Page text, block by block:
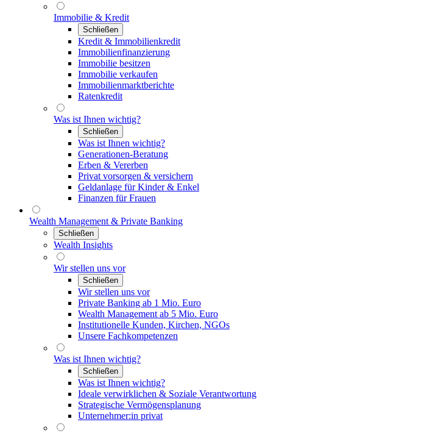
Immobilie & Kredit
Schließen
Kredit & Immobilienkredit
Immobilienfinanzierung
Immobilie besitzen
Immobilie verkaufen
Immobilienmarktberichte
Ratenkredit
Was ist Ihnen wichtig?
Schließen
Was ist Ihnen wichtig?
Generationen-Beratung
Erben & Vererben
Privat vorsorgen & versichern
Geldanlage für Kinder & Enkel
Finanzen für Frauen
Wealth Management & Private Banking
Schließen
Wealth Insights
Wir stellen uns vor
Schließen
Wir stellen uns vor
Private Banking ab 1 Mio. Euro
Wealth Management ab 5 Mio. Euro
Institutionelle Kunden, Kirchen, NGOs
Unsere Fachkompetenzen
Was ist Ihnen wichtig?
Schließen
Was ist Ihnen wichtig?
Ideale verwirklichen & Soziale Verantwortung
Strategische Vermögensplanung
Unternehmer:in privat